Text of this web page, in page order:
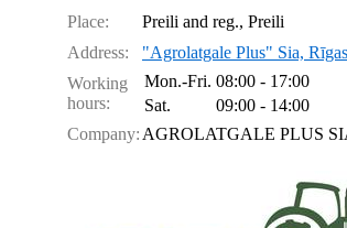
Place:
Preili and reg., Preili
Address:
"Agrolatgale Plus" Sia,
Working
hours:
Mon.-Fri. 08:00 - 17:00
Sat.
09:00 - 14:00
Company: AGROLATGALE PLUS